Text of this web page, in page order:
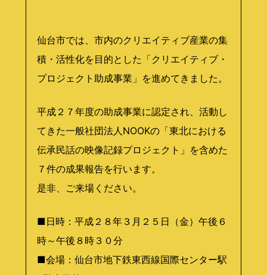
仙台市では、市内のクリエイティブ産業の集
積・活性化を目的とした「クリエイティブ・
プロジェクト助成事業」を進めてきました。
平成２７年度の助成事業に認定され、活動し
てきた一般社団法人NOOKの「東北における
伝承民話の映像記録プロジェクト」を含めた
７件の成果報告を行います。
是非、ご来場ください。
■日時：平成２８年３月２５日（金）午後６
時～午後８時３０分
■会場：仙台市地下鉄東西線国際センター駅